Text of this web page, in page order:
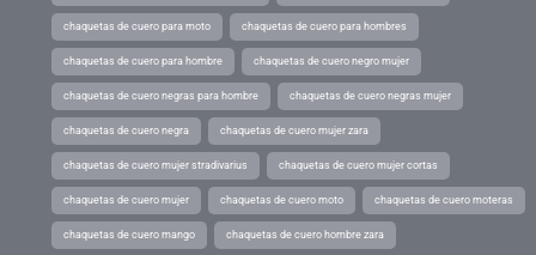
chaquetas de cuero para moto chaquetas de cuero para hombres
chaquetas de cuero para hombre chaquetas de cuero negro mujer
chaquetas de cuero negras para hombre chaquetas de cuero negras mujer
chaquetas de cuero negra chaquetas de cuero mujer zara
chaquetas de cuero mujer stradivarius chaquetas de cuero mujer cortas
chaquetas de cuero mujer chaquetas de cuero moto chaquetas de cuero moteras
chaquetas de cuero mango chaquetas de cuero hombre zara